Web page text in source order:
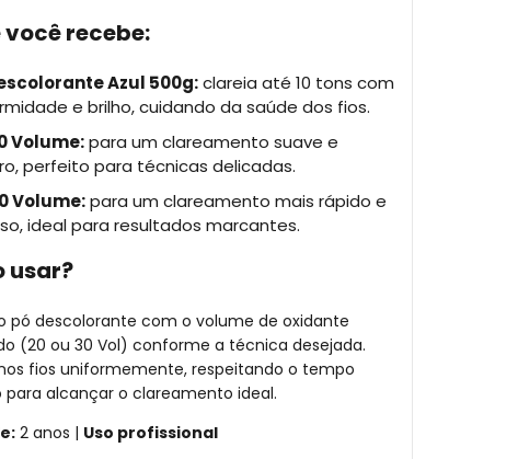
você recebe:
Azul 500g:clareia até 10 tons com
e brilho, cuidando da saúde dos fios.
Volume:para um clareamento suave e
perfeito para técnicas delicadas.
Volume:para um clareamento mais rápido e
ideal para resultados marcantes.
usar?
pó descolorante com o volume de oxidante
(20 ou 30 Vol) conforme a técnica desejada.
fios uniformemente, respeitando o tempo
para alcançar o clareamento ideal.
2 anos | Uso profissional